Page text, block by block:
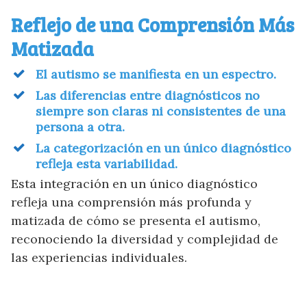
Reflejo de una Comprensión Más
Matizada
El autismo se manifiesta en un espectro.
Las diferencias entre diagnósticos no
siempre son claras ni consistentes de una
persona a otra.
La categorización en un único diagnóstico
refleja esta variabilidad.
Esta integración en un único diagnóstico
refleja una comprensión más profunda y
matizada de cómo se presenta el autismo,
reconociendo la diversidad y complejidad de
las experiencias individuales.